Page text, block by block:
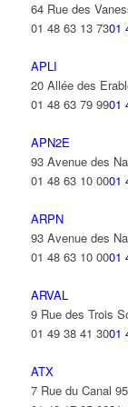
64 Rue des
01 48 63 13 7301
APLI
20 Allée des
01 48 63 79 9901
APN2E
93 Avenue des
01 48 63 10 0001
ARPN
93 Avenue des
01 48 63 10 0001
ARVAL
9 Rue des Trois
01 49 38 41 3001
ATX
7 Rue du Canal